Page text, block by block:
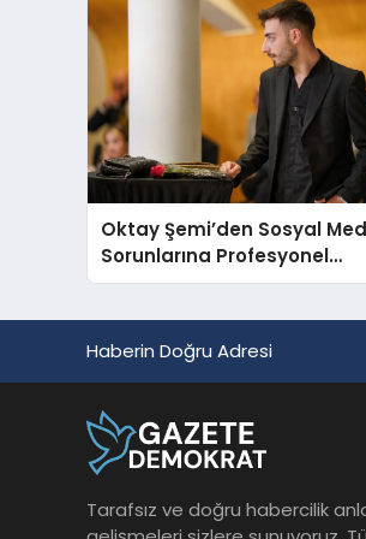
Oktay Şemi’den Sosyal
Sorunlarına Profesyonel
Müdahale ve Hızlı Çözüm
Haberin Doğru Adresi
Tarafsız ve doğru habercilik